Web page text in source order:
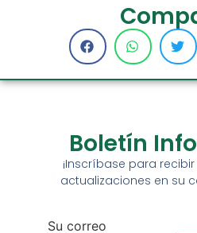
Boletín
¡Inscríbase para
actualizaciones en su
Su correo